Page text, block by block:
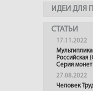
ИДЕИ ДЛЯ
СТАТЬИ
17.11.2022
Российская
Серия монет
27.08.2022
Человек